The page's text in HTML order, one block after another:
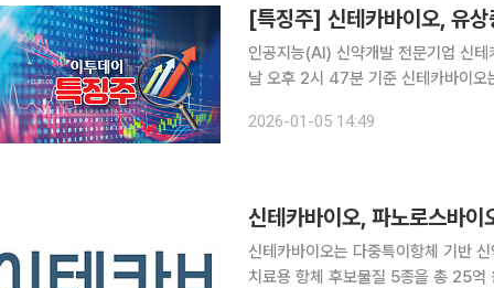
[특징주] 신테카바이오, 유
인공지능(AI) 신약개발 전문기업 신테
날 오후 2시 47분 기준 신테카바이오
있다. 앞서 신테카바이오는 신주
2026-01-05 14:49
신테카바이오는 다중특이항체 기반
치료용 항체 후보물질 5종을 총 25억